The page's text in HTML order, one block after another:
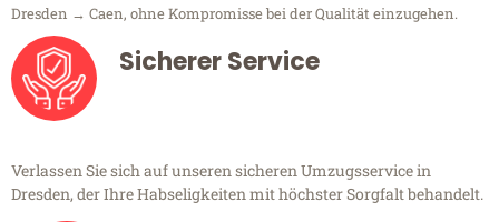
Dresden → Caen, ohne Kompromisse bei der Qualität einzugehen.
Sicherer Service
Verlassen Sie sich auf unseren sicheren Umzugsservice in
Dresden, der Ihre Habseligkeiten mit höchster Sorgfalt behandelt.